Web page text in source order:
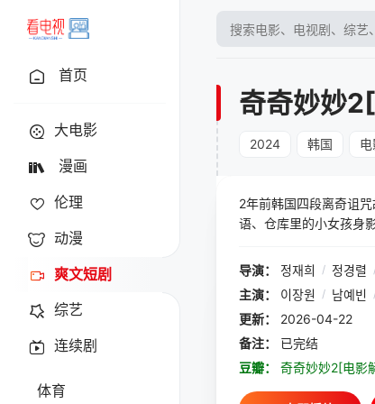
首页
大电影
漫画
伦理
动漫
爽文短剧
综艺
连续剧
体育
奇奇妙妙
2024 韩国
2年前韩国四段离奇诅
语、仓库里的小女孩身
导演：
정재희 / 정경렬
主演：
이장원 / 남예빈
更新：
2026-04-22
备注：
已完结
豆瓣：
奇奇妙妙2[电影